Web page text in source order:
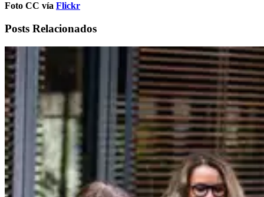
Foto CC vía Flickr
Posts Relacionados